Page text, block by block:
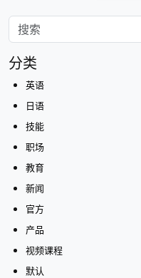
分类
英语
日语
技能
职场
教育
新闻
官方
产品
视频课程
默认